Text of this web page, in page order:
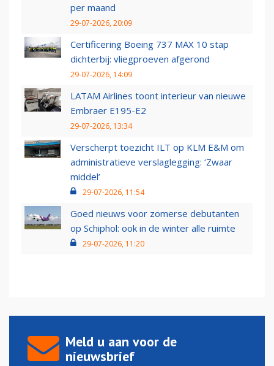
per maand
29-07-2026, 20:09
Certificering Boeing 737 MAX 10 stap
dichterbij: vliegproeven afgerond
29-07-2026, 14:09
LATAM Airlines toont interieur van nieuwe
Embraer E195-E2
29-07-2026, 13:34
Verscherpt toezicht ILT op KLM E&M om
administratieve verslaglegging: ‘Zwaar
middel’
29-07-2026, 11:54
Goed nieuws voor zomerse debutanten
op Schiphol: ook in de winter alle ruimte
29-07-2026, 11:20
Meld u aan voor de
nieuwsbrief